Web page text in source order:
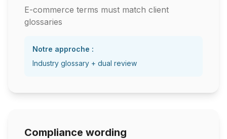
E-commerce terms must match client
glossaries
Notre approche :
Industry glossary + dual review
Compliance wording